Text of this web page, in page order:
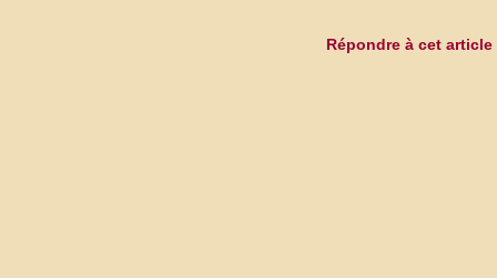
Répondre à cet article